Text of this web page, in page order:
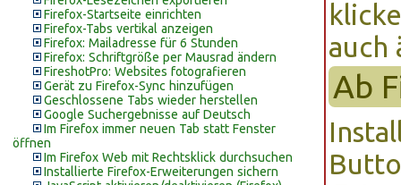
Firefox-Startseite einrichten
Firefox-Tabs vertikal anzeigen
Firefox: Mailadresse für 6 Stunden
Firefox: Schriftgröße per Mausrad ändern
FireshotPro: Websites fotografieren
Gerät zu Firefox-Sync hinzufügen
Geschlossene Tabs wieder herstellen
Google Suchergebnisse auf Deutsch
Im Firefox immer neuen Tab statt Fenster
öffnen
Im Firefox Web mit Rechtsklick durchsuchen
Installierte Firefox-Erweiterungen sichern
auch
Ab